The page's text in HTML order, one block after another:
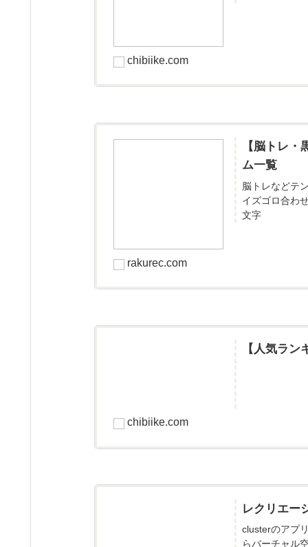
chibiike.com
【脳トレ
ム一覧
脳トレなどテ
イズゴロ合わ
文字
rakurec.com
【人気ラ
chibiike.com
レクリエー
clusterのアプ
らバーチャル